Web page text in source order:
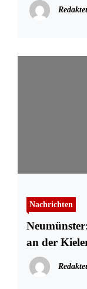
Nachrichten
an der